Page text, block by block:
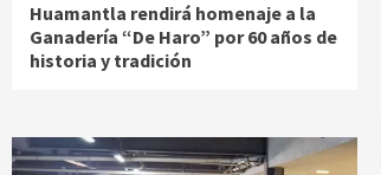
Huamantla rendirá homenaje a la
Ganadería “De Haro” por 60 años de
historia y tradición